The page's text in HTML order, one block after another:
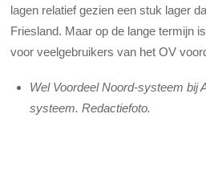
lagen relatief gezien een stuk lager
Friesland. Maar op de lange termijn
voor veelgebruikers van het OV
Wel Voordeel Noord-systeem bij
systeem. Redactiefoto.